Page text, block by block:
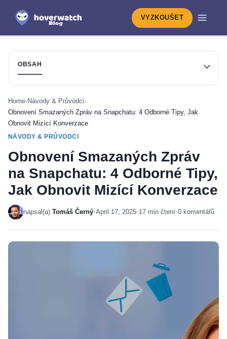
VYZKOUŠET
OBSAH
Home›Návody & Průvodci›
Obnovení Smazaných Zpráv na Snapchatu: 4 Odborné Tipy, Jak
Obnovit Mizící Konverzace
NÁVODY & PRŮVODCI
Obnovení Smazaných Zpráv
na Snapchatu: 4 Odborné Tipy,
Jak Obnovit Mizící Konverzace
napsal(a) Tomáš Černý•April 17, 2025•17 min čtení•0 komentářů